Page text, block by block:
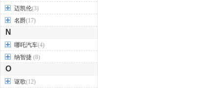
迈凯伦(3)
名爵(17)
N
哪吒汽车(4)
纳智捷 (8)
O
讴歌(12)